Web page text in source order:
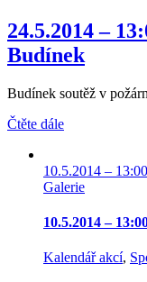
24.5.2014 –
Budínek
Budínek soutěž v
Čtěte dále
10.5.2014 –
Galerie
10.5.2014 –
Kalendář akcí,